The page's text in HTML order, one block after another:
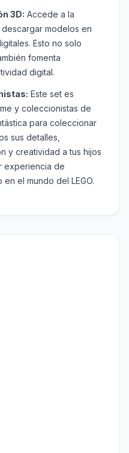
3D: Accede a la
descargar modelos en
Esto no solo
fomenta
digital.
Este set es
y coleccionistas de
para coleccionar
sus detalles,
y creatividad a tus hijos
experiencia de
el mundo del LEGO.